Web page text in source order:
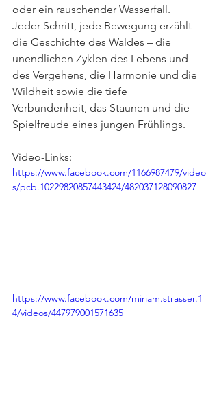
oder ein rauschender Wasserfall.
Jeder Schritt, jede Bewegung erzählt
die Geschichte des Waldes – die
unendlichen Zyklen des Lebens und
des Vergehens, die Harmonie und die
Wildheit sowie die tiefe
Verbundenheit, das Staunen und die
Spielfreude eines jungen Frühlings.
Video-Links:
https://www.facebook.com/1166987479/video
s/pcb.10229820857443424/482037128090827
https://www.facebook.com/miriam.strasser.1
4/videos/447979001571635